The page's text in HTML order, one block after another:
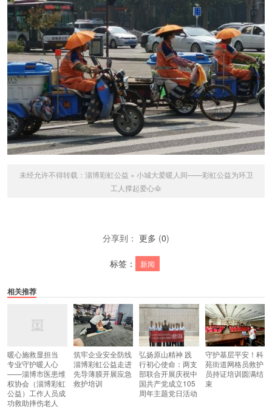
未经允许不得转载： 淄博彩虹公益 » 小城大爱暖人间——彩虹公益为环卫
工人撑起爱心伞
分享到： 更多 (0)
标签： 新闻
相关推荐
暖心施救显担当
专业守护暖人心
——淄博市医患维
权协会（淄博彩虹
公益）工作人员成
功救助摔伤老人
筑牢企业安全防线
淄博彩虹公益走进
先导薄膜开展应急
救护培训
弘扬原山精神 践
行初心使命：两支
部联合开展庆祝中
国共产党成立105
周年主题党日活动
守护基层平安！科
苑街道网格员救护
员持证培训圆满结
束